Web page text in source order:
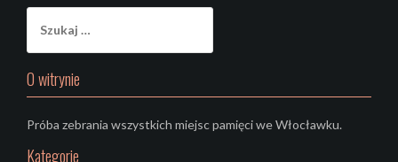
O witrynie
Próba zebrania wszystkich miejsc pamięci we Włocławku.
Kategorie